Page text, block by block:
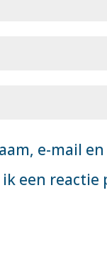
e-mail
een reactie